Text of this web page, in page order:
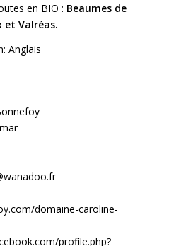
en BIO : Beaumes de
et Valréas.
Anglais
domaine-caroline-
profile.php?